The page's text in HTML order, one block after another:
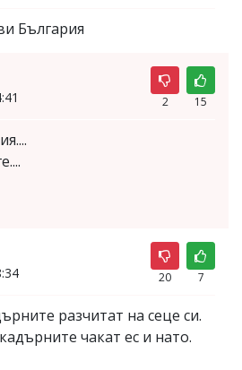
България
2 15
20 7
разчитат на сеце си.
чакат ес и нато.